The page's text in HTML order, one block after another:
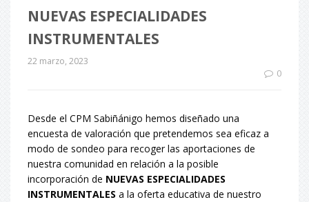
NUEVAS ESPECIALIDADES
INSTRUMENTALES
22 marzo, 2023
0
Desde el CPM Sabiñánigo hemos diseñado una
encuesta de valoración que pretendemos sea eficaz a
modo de sondeo para recoger las aportaciones de
nuestra comunidad en relación a la posible
incorporación de NUEVAS ESPECIALIDADES
INSTRUMENTALES a la oferta educativa de nuestro